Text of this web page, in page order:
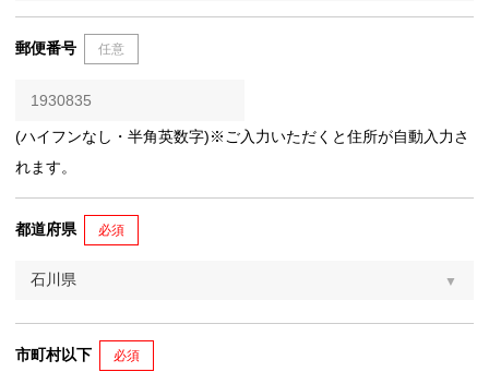
郵便番号 任意
(ハイフンなし・半角英数字)※ご入力いただくと住所が自動入力さ
れます。
都道府県 必須
市町村以下 必須